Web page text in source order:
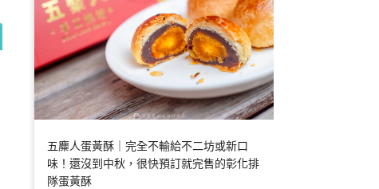
五麋人蛋黃酥｜完全不輸給不二坊或新口
味！還沒到中秋，很快預訂就完售的彰化排
隊蛋黃酥